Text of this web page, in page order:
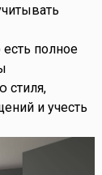
полное
стиля,
и учесть